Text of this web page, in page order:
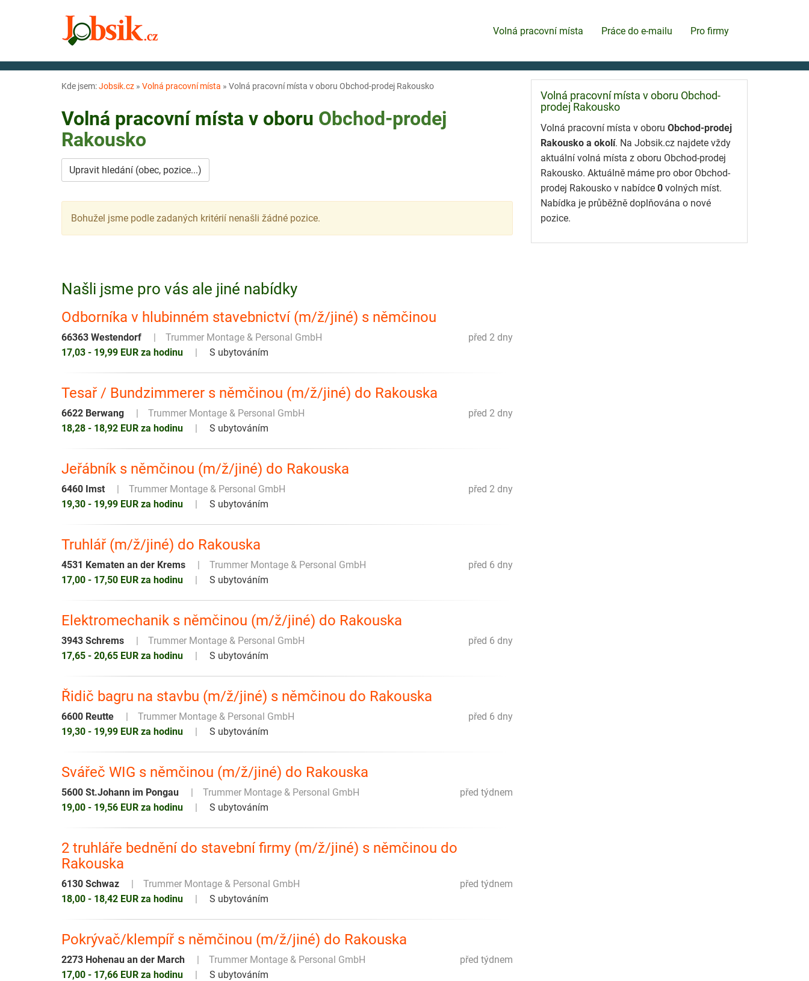
Volná pracovní místa Práce do e-mailu Pro firmy
Kde jsem:Jobsik.cz » Volná pracovní místa » Volná pracovní místa v oboru Obchod-prodej Rakousko
Volná pracovní místa v oboru Obchod-prodej
Rakousko
Upravit hledání (obec, pozice...)
Bohužel jsme podle zadaných kritérií nenašli žádné pozice.
Našli jsme pro vás ale jiné nabídky
Odborníka v hlubinném stavebnictví (m/ž/jiné) s němčinou
před 2 dny
66363 Westendorf
Trummer Montage & Personal GmbH
17,03 - 19,99 EUR za hodinu
S ubytováním
Tesař / Bundzimmerer s němčinou (m/ž/jiné) do Rakouska
před 2 dny
6622 Berwang
Trummer Montage & Personal GmbH
18,28 - 18,92 EUR za hodinu
S ubytováním
Jeřábník s němčinou (m/ž/jiné) do Rakouska
před 2 dny
6460 Imst
Trummer Montage & Personal GmbH
19,30 - 19,99 EUR za hodinu
S ubytováním
Truhlář (m/ž/jiné) do Rakouska
před 6 dny
4531 Kematen an der Krems
Trummer Montage & Personal GmbH
17,00 - 17,50 EUR za hodinu
S ubytováním
Elektromechanik s němčinou (m/ž/jiné) do Rakouska
před 6 dny
3943 Schrems
Trummer Montage & Personal GmbH
17,65 - 20,65 EUR za hodinu
S ubytováním
Řidič bagru na stavbu (m/ž/jiné) s němčinou do Rakouska
před 6 dny
6600 Reutte
Trummer Montage & Personal GmbH
19,30 - 19,99 EUR za hodinu
S ubytováním
Svářeč WIG s němčinou (m/ž/jiné) do Rakouska
před týdnem
5600 St.Johann im Pongau
Trummer Montage & Personal GmbH
19,00 - 19,56 EUR za hodinu
S ubytováním
2 truhláře bednění do stavební firmy (m/ž/jiné) s němčinou do
Rakouska
před týdnem
6130 Schwaz
Trummer Montage & Personal GmbH
18,00 - 18,42 EUR za hodinu
S ubytováním
Pokrývač/klempíř s němčinou (m/ž/jiné) do Rakouska
před týdnem
2273 Hohenau an der March
Trummer Montage & Personal GmbH
17,00 - 17,66 EUR za hodinu
S ubytováním
Volná pracovní místa v oboru Obchod-
prodej Rakousko
Volná pracovní místa v oboru Obchod-prodej
Rakousko a okolí. Na Jobsik.cz najdete vždy
aktuální volná místa z oboru Obchod-prodej
Rakousko. Aktuálně máme pro obor Obchod-
prodej Rakousko v nabídce 0 volných míst.
Nabídka je průběžně doplňována o nové
pozice.